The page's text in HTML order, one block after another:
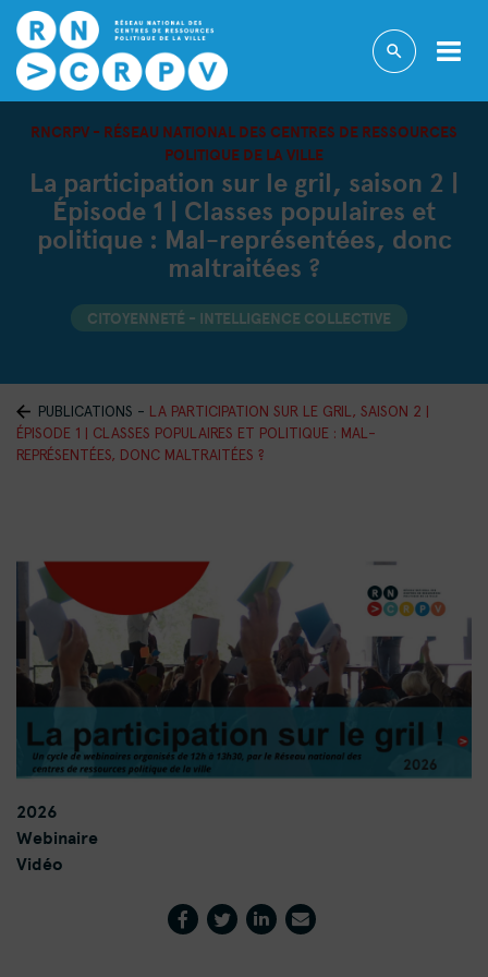
RNCRPV - RÉSEAU NATIONAL DES CENTRES DE RESSOURCES
POLITIQUE DE LA VILLE
La participation sur le gril, saison 2 |
Épisode 1 | Classes populaires et
politique : Mal-représentées, donc
maltraitées ?
CITOYENNETÉ - INTELLIGENCE COLLECTIVE
PUBLICATIONS - LA PARTICIPATION SUR LE GRIL, SAISON 2 |
ÉPISODE 1 | CLASSES POPULAIRES ET POLITIQUE : MAL-
REPRÉSENTÉES, DONC MALTRAITÉES ?
2026
Webinaire
Vidéo